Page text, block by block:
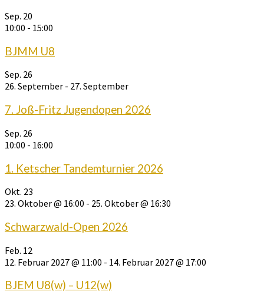
Sep. 20
10:00 - 15:00
BJMM U8
Sep. 26
26. September - 27. September
7. Joß-Fritz Jugendopen 2026
Sep. 26
10:00 - 16:00
1. Ketscher Tandemturnier 2026
Okt. 23
23. Oktober @ 16:00 - 25. Oktober @ 16:30
Schwarzwald-Open 2026
Feb. 12
12. Februar 2027 @ 11:00 - 14. Februar 2027 @ 17:00
BJEM U8(w) – U12(w)